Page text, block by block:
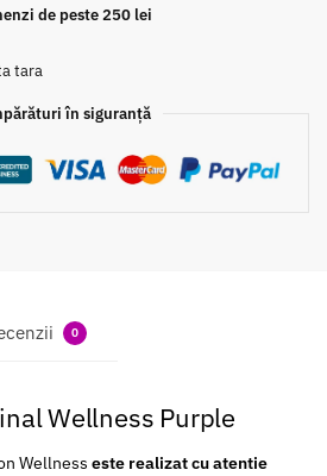
de peste 250 lei
tara
în siguranță
0
Wellness Purple
Wellness este realizat cu atentie